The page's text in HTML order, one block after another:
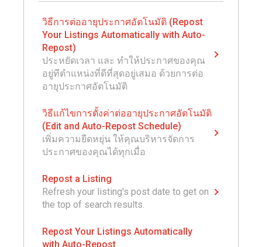
วิธีการต่ออายุประกาศอัตโนมัติ (Repost
Your Listings Automatically with Auto-
Repost)
ประหยัดเวลา และ ทำให้ประกาศของคุณ
อยู่ทีตำแหน่งที่ดีที่สุดอยู่เสมอ ด้วยการต่อ
อายุประกาศอัตโนมัติ
วิธีแก้ไขการตั้งค่าต่ออายุประกาศอัตโนมัติ
(Edit and Auto-Repost Schedule)
เพิ่มความยืดหยุ่น ให้คุณบริหารจัดการ
ประกาศของคุณได้ทุกเมื่อ
Repost a Listing
Refresh your listing's post date to get on
the top of search results.
Repost Your Listings Automatically
with Auto-Repost